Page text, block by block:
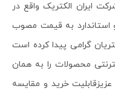
ایران الکتریک واقع در
و استاندارد به قیمت مصوب
گرامی پیدا کرده است
محصولات را به همان
عزیزقابلیت خرید و مقایسه